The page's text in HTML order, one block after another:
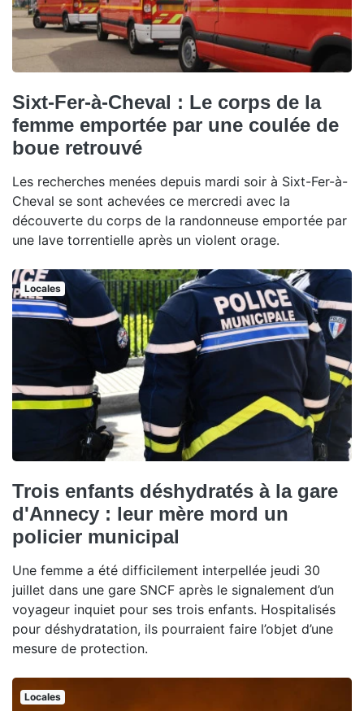
Sixt-Fer-à-Cheval : Le corps de la
femme emportée par une coulée de
boue retrouvé
Les recherches menées depuis mardi soir à Sixt-Fer-à-
Cheval se sont achevées ce mercredi avec la
découverte du corps de la randonneuse emportée par
une lave torrentielle après un violent orage.
Locales
Trois enfants déshydratés à la gare
d'Annecy : leur mère mord un
policier municipal
Une femme a été difficilement interpellée jeudi 30
juillet dans une gare SNCF après le signalement d’un
voyageur inquiet pour ses trois enfants. Hospitalisés
pour déshydratation, ils pourraient faire l’objet d’une
mesure de protection.
Locales